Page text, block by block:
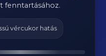
fenntartásához.
vércukor hatás